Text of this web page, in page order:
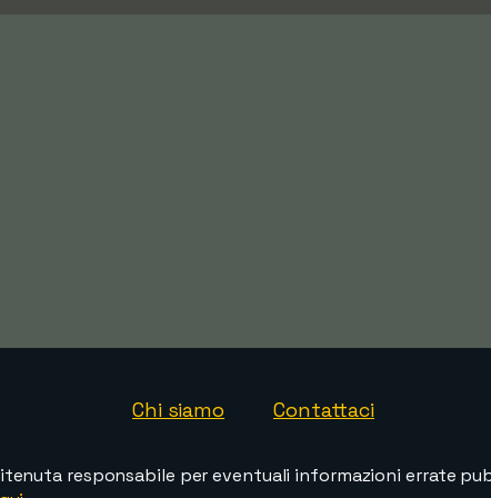
Chi siamo Contattaci
responsabile per eventuali informazioni errate